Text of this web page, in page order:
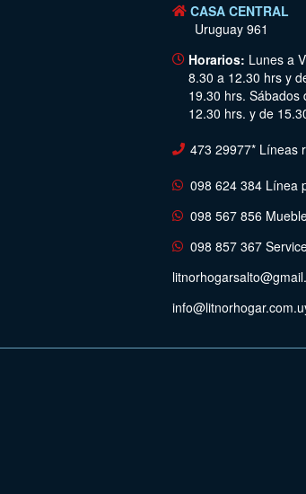
CASA CENTRAL
Uruguay 961
Horarios: Lunes a
8.30 a 12.30 hrs y
19.30 hrs. Sábados
12.30 hrs. y de
473 29977* Líneas
098 624 384 Línea
098 567 856
098 857 367